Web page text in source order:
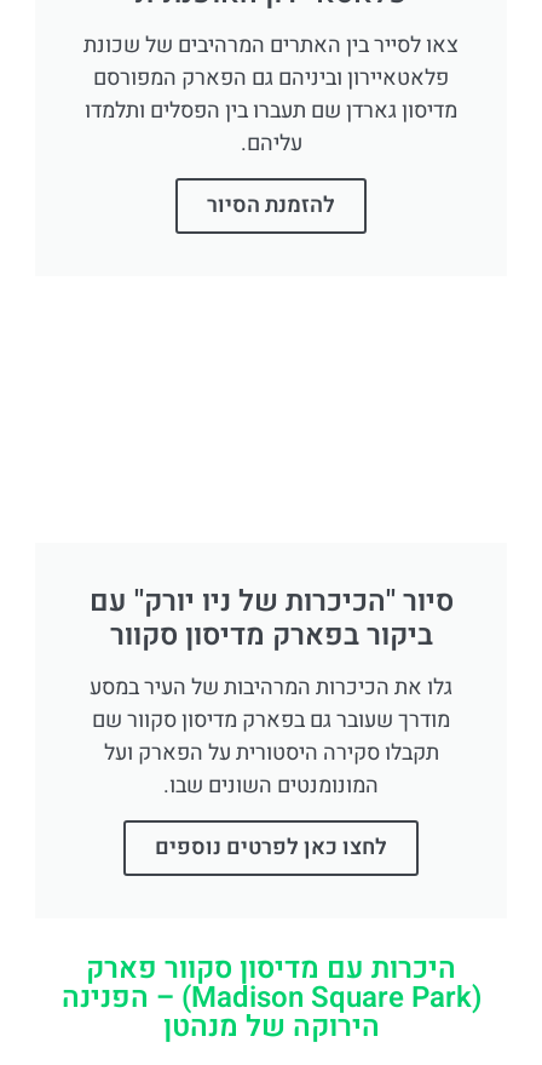
צאו לסייר בין האתרים המרהיבים של שכונת
פלאטאיירון וביניהם גם הפארק המפורסם
מדיסון גארדן שם תעברו בין הפסלים ותלמדו
עליהם.
להזמנת הסיור
סיור ''הכיכרות של ניו יורק'' עם
ביקור בפארק מדיסון סקוור
גלו את הכיכרות המרהיבות של העיר במסע
מודרך שעובר גם בפארק מדיסון סקוור שם
תקבלו סקירה היסטורית על הפארק ועל
המונומנטים השונים שבו.
לחצו כאן לפרטים נוספים
היכרות עם מדיסון סקוור פארק
(Madison Square Park) – הפנינה
הירוקה של מנהטן